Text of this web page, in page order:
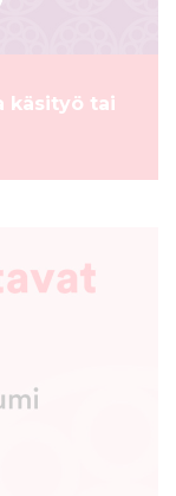
käsityö tai